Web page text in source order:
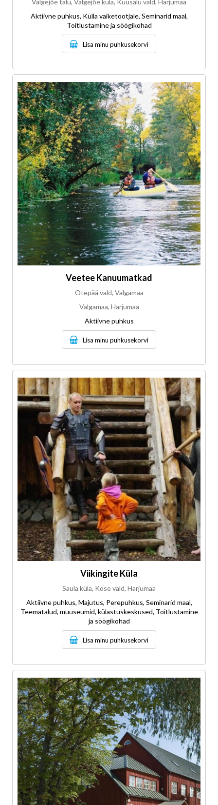
Aktiivne puhkus, Külla väiketootjale, Seminarid maal,
Toitlustamine ja söögikohad
Lisa minu puhkusekorvi
Veetee Kanuumatkad
Otepää vald, Valgamaa
Valgamaa, Harjumaa
Aktiivne puhkus
Lisa minu puhkusekorvi
Viikingite Küla
Saula küla, Kose vald, Harjumaa
Aktiivne puhkus, Majutus, Perepuhkus, Seminarid maal,
Teematalud, muuseumid, külastuskeskused, Toitlustamine
ja söögikohad
Lisa minu puhkusekorvi